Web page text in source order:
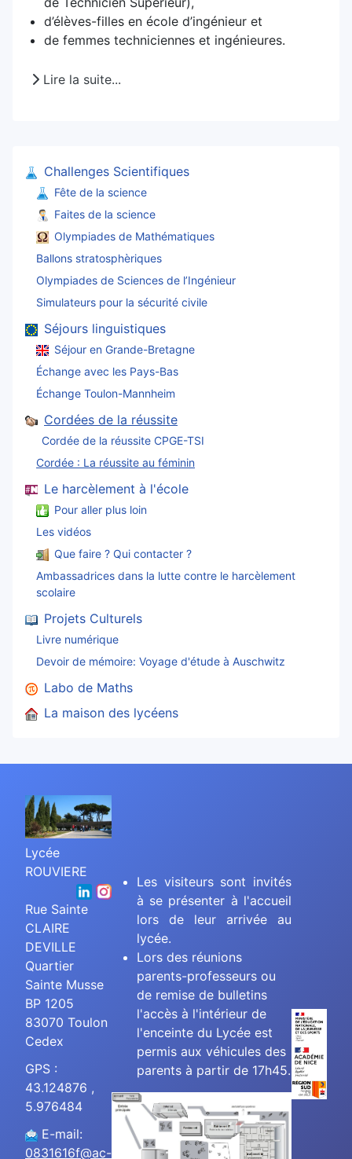
d’élèves-filles en école d’ingénieur et
de femmes techniciennes et ingénieures.
Lire la suite...
Challenges Scientifiques
Fête de la science
Faites de la science
Olympiades de Mathématiques
Ballons stratosphèriques
Olympiades de Sciences de l’Ingénieur
Simulateurs pour la sécurité civile
Séjours linguistiques
Séjour en Grande-Bretagne
Échange avec les Pays-Bas
Échange Toulon-Mannheim
Cordées de la réussite
Cordée de la réussite CPGE-TSI
Cordée : La réussite au féminin
Le harcèlement à l'école
Pour aller plus loin
Les vidéos
Que faire ? Qui contacter ?
Ambassadrices dans la lutte contre le harcèlement
scolaire
Projets Culturels
Livre numérique
Devoir de mémoire: Voyage d'étude à Auschwitz
Labo de Maths
La maison des lycéens
Lycée
ROUVIERE
Rue Sainte
CLAIRE
DEVILLE
Quartier
Sainte Musse
BP 1205
83070 Toulon
Cedex
GPS :
43.124876 ,
5.976484
E-mail:
0831616f@ac-
Les visiteurs sont invités
à se présenter à l'accueil
lors de leur arrivée au
lycée.
Lors des réunions
parents-professeurs ou
de remise de bulletins
l'accès à l'intérieur de
l'enceinte du Lycée est
permis aux véhicules des
parents à partir de 17h45.